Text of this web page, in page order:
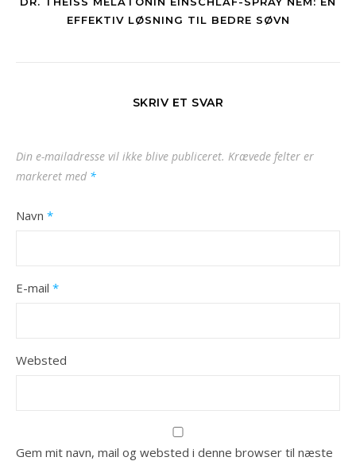
EFFEKTIV LØSNING TIL BEDRE SØVN
SKRIV ET SVAR
Din e-mailadresse vil ikke blive publiceret. Krævede felter er
markeret med *
Navn *
E-mail *
Websted
Gem mit navn, mail og websted i denne browser til næste